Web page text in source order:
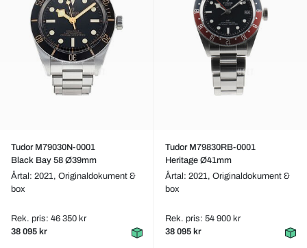
Tudor M79030N-0001
Black Bay 58 Ø39mm
Årtal: 2021, Originaldokument &
box
Rek. pris: 46 350 kr
38 095 kr
Tudor M79830RB-0001
Heritage Ø41mm
Årtal: 2021, Originaldokument &
box
Rek. pris: 54 900 kr
38 095 kr